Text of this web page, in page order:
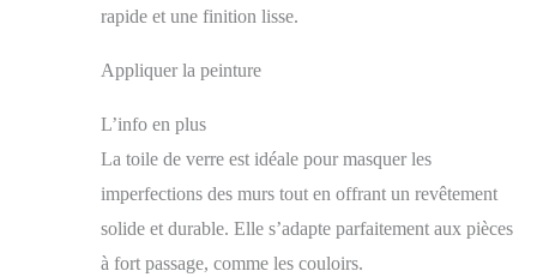
rapide et une finition lisse.
Appliquer la peinture
L’info en plus
La toile de verre est idéale pour masquer les
imperfections des murs tout en offrant un revêtement
solide et durable. Elle s’adapte parfaitement aux pièces
à fort passage, comme les couloirs.